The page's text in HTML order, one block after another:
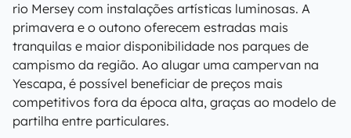
rio Mersey com instalações artísticas luminosas. A
primavera e o outono oferecem estradas mais
tranquilas e maior disponibilidade nos parques de
campismo da região. Ao alugar uma campervan na
Yescapa, é possível beneficiar de preços mais
competitivos fora da época alta, graças ao modelo de
partilha entre particulares.